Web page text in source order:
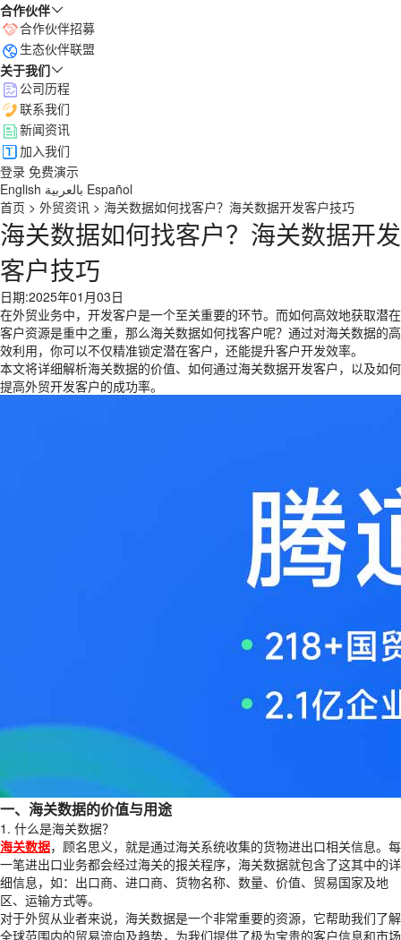
合作伙伴
合作伙伴招募
生态伙伴联盟
关于我们
公司历程
联系我们
新闻资讯
加入我们
登录 免费演示
English بالعربية Español
首页 > 外贸资讯 > 海关数据如何找客户？海关数据开发客户技巧
海关数据如何找客户？海关数据开发
客户技巧
日期:2025年01月03日
在外贸业务中，开发客户是一个至关重要的环节。而如何高效地获取潜在
客户资源是重中之重，那么海关数据如何找客户呢？通过对海关数据的高
效利用，你可以不仅精准锁定潜在客户，还能提升客户开发效率。
本文将详细解析海关数据的价值、如何通过海关数据开发客户，以及如何
提高外贸开发客户的成功率。
一、海关数据的价值与用途
1. 什么是海关数据？
海关数据，顾名思义，就是通过海关系统收集的货物进出口相关信息。每
一笔进出口业务都会经过海关的报关程序，海关数据就包含了这其中的详
细信息，如：出口商、进口商、货物名称、数量、价值、贸易国家及地
区、运输方式等。
对于外贸从业者来说，海关数据是一个非常重要的资源，它帮助我们了解
全球范围内的贸易流向及趋势，为我们提供了极为宝贵的客户信息和市场